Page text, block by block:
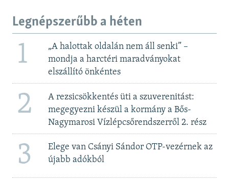
Legnépszerűbb a héten
1
„A halottak oldalán nem áll senki” –
mondja a harctéri maradványokat
elszállító önkéntes
2
A rezsicsökkentés üti a szuverenitást:
megegyezni készül a kormány a Bős-
Nagymarosi Vízlépcsőrendszerről 2. rész
3
Elege van Csányi Sándor OTP-vezérnek az
újabb adókból